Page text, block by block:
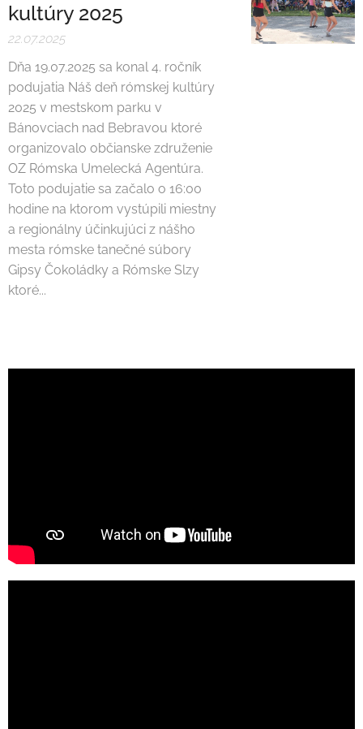
kultúry 2025
22.07.2025
Dňa 19.07.2025 sa konal 4. ročník
podujatia Náš deň rómskej kultúry
2025 v mestskom parku v
Bánovciach nad Bebravou ktoré
organizovalo občianske združenie
OZ Rómska Umelecká Agentúra.
Toto podujatie sa začalo o 16:00
hodine na ktorom vystúpili miestny
a regionálny účinkujúci z nášho
mesta rómske tanečné súbory
Gipsy Čokoládky a Rómske Slzy
ktoré...